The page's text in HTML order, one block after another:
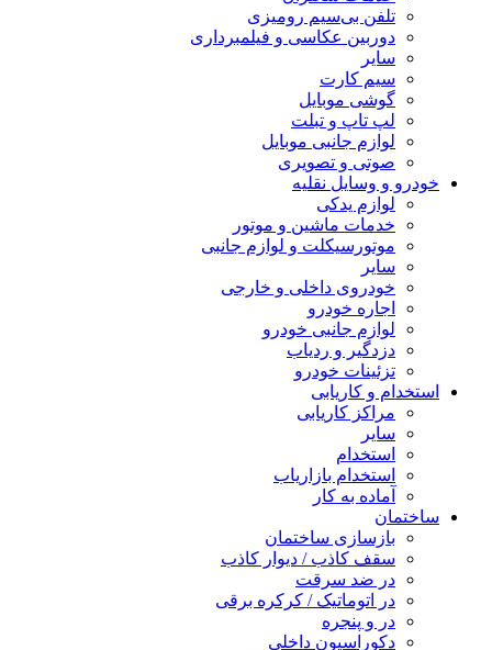
تلفن بی‌سیم رومیزی
دوربین عکاسی و فیلمبرداری
سایر
سیم کارت
گوشی موبایل
لپ تاپ و تبلت
لوازم جانبی موبایل
صوتی و تصویری
خودرو و وسایل نقلیه
لوازم یدکی
خدمات ماشین و موتور
موتورسیکلت و لوازم جانبی
سایر
خودروی داخلی و خارجی
اجاره خودرو
لوازم جانبی خودرو
دزدگیر و ردیاب
تزئینات خودرو
استخدام و کاریابی
مراکز کاریابی
سایر
استخدام
استخدام بازاریاب
آماده به کار
ساختمان
بازسازی ساختمان
سقف کاذب / دیوار کاذب
در ضد سرقت
در اتوماتیک / کرکره برقی
در و پنجره
دکوراسیون داخلی